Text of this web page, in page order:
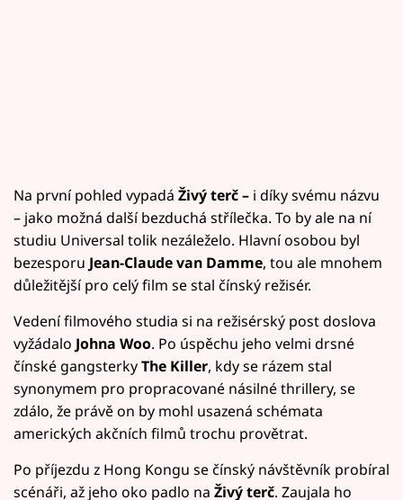
Na první pohled vypadá Živý terč – i díky svému názvu
– jako možná další bezduchá střílečka. To by ale na ní
studiu Universal tolik nezáleželo. Hlavní osobou byl
bezesporu Jean-Claude van Damme, tou ale mnohem
důležitější pro celý film se stal čínský režisér.
Vedení filmového studia si na režisérský post doslova
vyžádalo Johna Woo. Po úspěchu jeho velmi drsné
čínské gangsterkyThe Killer, kdy se rázem stal
synonymem pro propracované násilné thrillery, se
zdálo, že právě on by mohl usazená schémata
amerických akčních filmů trochu provětrat.
Po příjezdu z Hong Kongu se čínský návštěvník probíral
scénáři, až jeho oko padlo na Živý terč. Zaujala ho